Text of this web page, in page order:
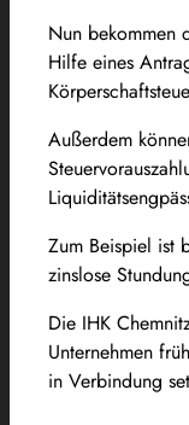
Nun bekommen
Hilfe eines
Außerdem
Zum Beispiel ist
zinslose
Die IHK
Unternehmen
in Verbindung